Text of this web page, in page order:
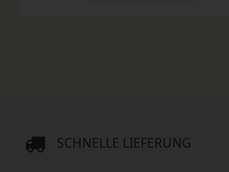
SCHNELLE LIEFERUNG